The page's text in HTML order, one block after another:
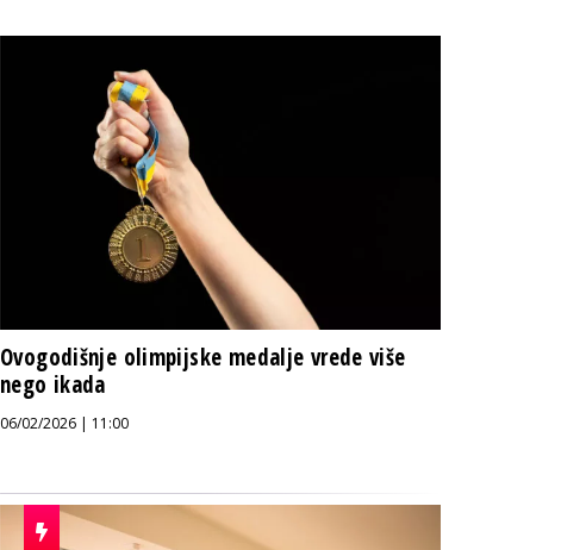
Ovogodišnje olimpijske medalje vrede više
nego ikada
06/02/2026 | 11:00